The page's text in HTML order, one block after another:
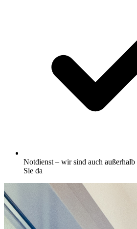
Notdienst – wir sind auch
Sie da